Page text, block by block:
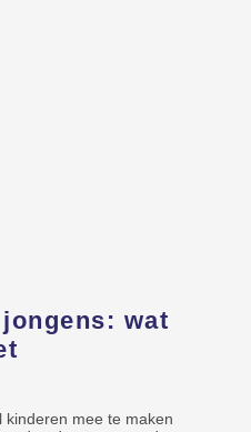
wat
kinderen mee te maken